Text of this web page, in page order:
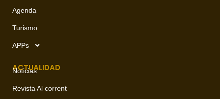
Agenda
Turismo
APPs
ACTUALIDAD
Noticias
Revista Al corrent